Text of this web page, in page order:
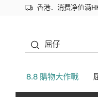
香港．消费净值满
立即成为易赏钱会
首次APP下单买满
屈仔
8.8 購物大作戰